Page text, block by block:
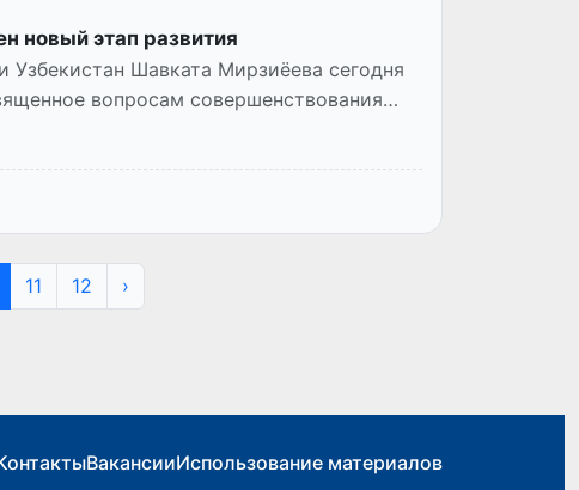
новый этап развития
Узбекистан Шавката Мирзиёева сегодня
вопросам совершенствования
11 12 ›
ВакансииИспользование материалов